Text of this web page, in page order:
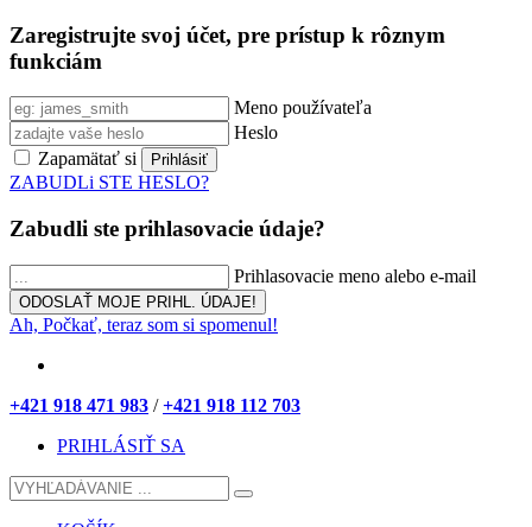
Zaregistrujte svoj účet, pre prístup k rôznym
funkciám
Meno používateľa
Heslo
Zapamätať si
ZABUDLi STE HESLO?
Zabudli ste prihlasovacie údaje?
Prihlasovacie meno alebo e-mail
Ah, Počkať, teraz som si spomenul!
+421 918 471 983 /+421 918 112 703
PRIHLÁSIŤ SA